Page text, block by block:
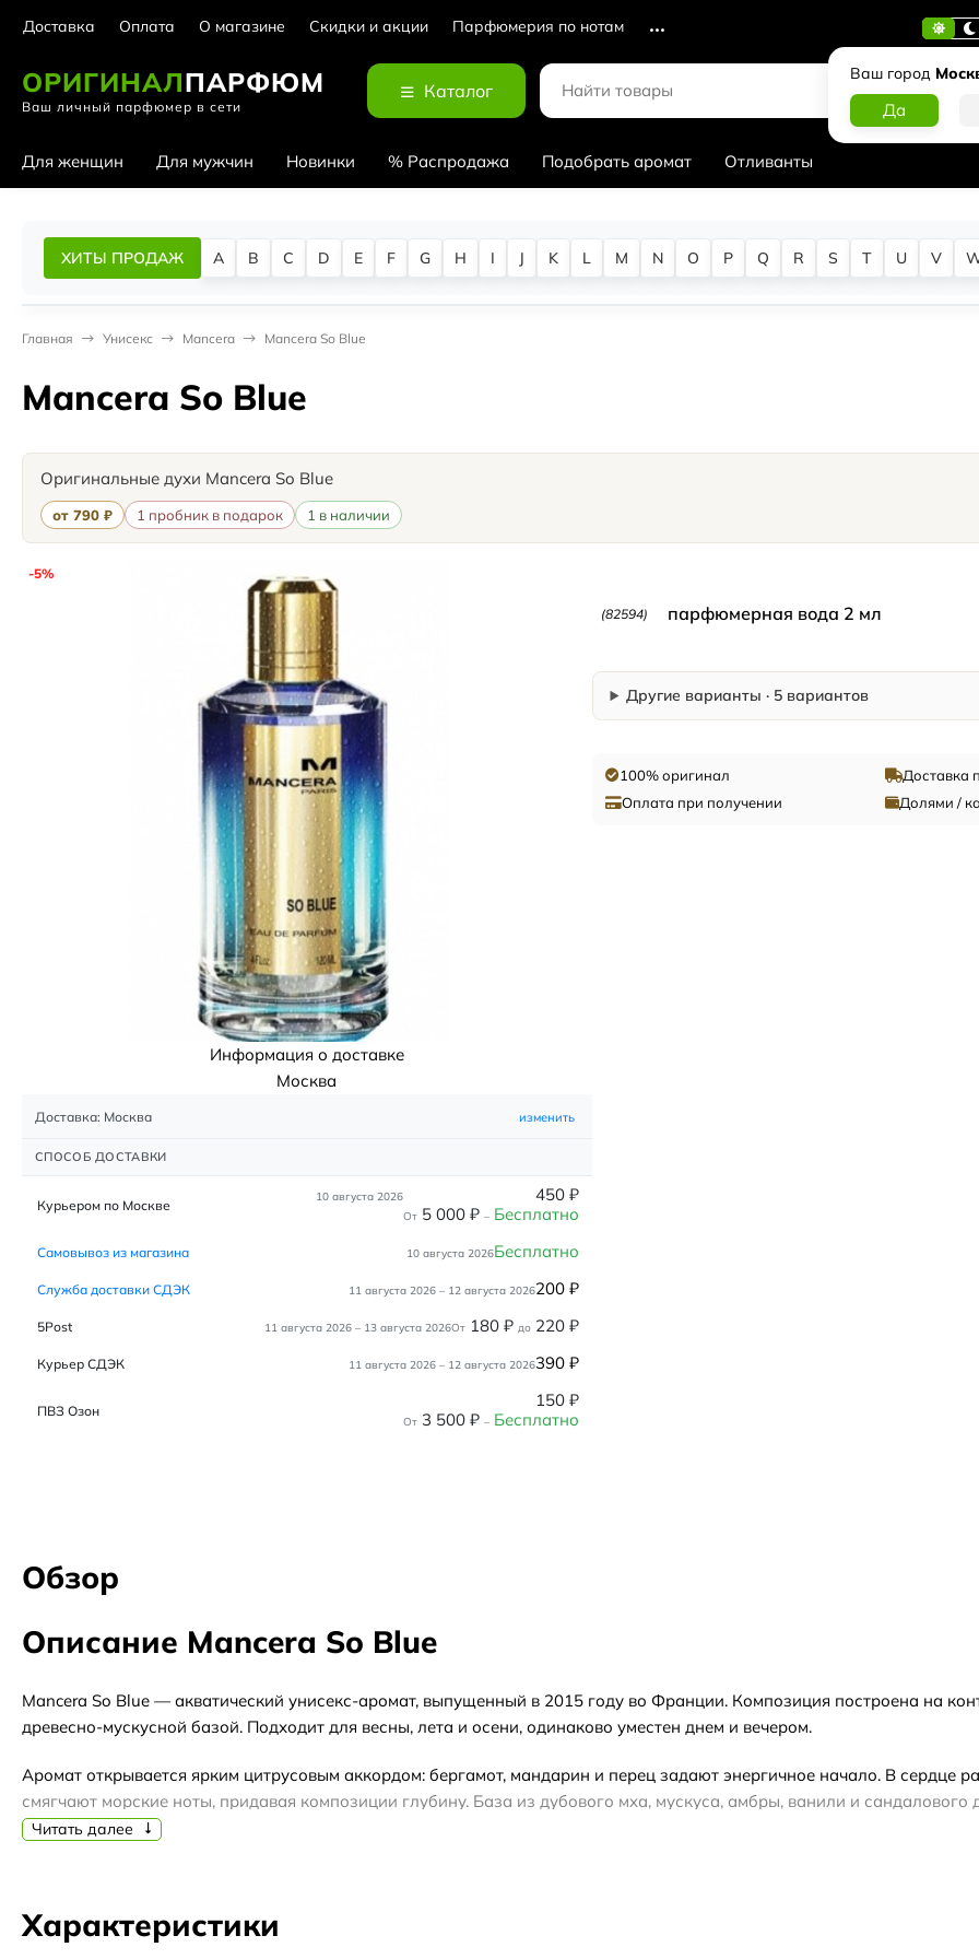
Доставка Оплата О магазине Скидки и акции Парфюмерия по нотам
Ваш город
ОРИГИНАЛПАРФЮМ
Ваш личный парфюмер в сети
Каталог
Для женщин Для мужчин Новинки % Распродажа Подобрать аромат Отливанты
ХИТЫ ПРОДАЖ A B C D E F G H I J K L M N O P Q R S T U V
Главная Унисекс Mancera Mancera So Blue
Mancera So Blue
Оригинальные духи Mancera So Blue
от 790 ₽ 1 пробник в подарок 1 в наличии
-5%
(82594) парфюмерная вода 2 мл
Другие варианты · 5 вариантов
100% оригинал
Доставка
Оплата при получении
Долями /
Информация о доставке
Москва
Доставка: Москва изменить
СПОСОБ ДОСТАВКИ
Курьером по Москве 10 августа 2026 450 ₽
От 5 000 ₽ – Бесплатно
Самовывоз из магазина 10 августа 2026Бесплатно
Служба доставки СДЭК 11 августа 2026 – 12 августа 2026200 ₽
5Post 11 августа 2026 – 13 августа 2026От 180 ₽ до 220 ₽
Курьер СДЭК 11 августа 2026 – 12 августа 2026390 ₽
ПВЗ Озон 150 ₽
От 3 500 ₽ – Бесплатно
Обзор
Описание Mancera So Blue
Mancera So Blue — акватический унисекс-аромат, выпущенный в 2015 году во Франции. Композиция построена на
древесно-мускусной базой. Подходит для весны, лета и осени, одинаково уместен днем и вечером.
Аромат открывается ярким цитрусовым аккордом: бергамот, мандарин и перец задают энергичное начало. В сердце
смягчают морские ноты, придавая композиции глубину. База из дубового мха, мускуса, амбры, ванили и сандалового
послевкусие.
Читать далее
Характеристики